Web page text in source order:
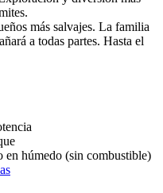
más salvajes. La familia
a todas partes. Hasta el
en húmedo (sin combustible)